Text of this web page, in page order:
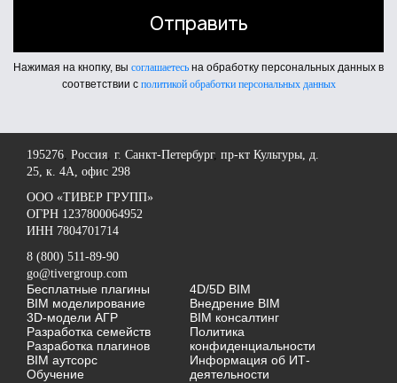
Нажимая на кнопку, вы соглашаетесь на обработку персональных данных в
соответствии с политикой обработки персональных данных
195276 Россия г. Санкт-Петербург, пр-кт Культуры, д.
25, к. 4А, офис 298
OOO «ТИВЕР ГРУПП»
ОГРН 1237800064952
ИНН 7804701714
8 (800) 511-89-90
go@tivergroup.com
Бесплатные плагины
BIM моделирование
3D-модели АГР
Разработка семейств
Разработка плагинов
BIM аутсорс
Обучение
4D/5D BIM
Внедрение BIM
BIM консалтинг
Политика
конфиденциальности
Информация об ИТ-
деятельности